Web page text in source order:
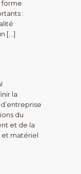
forme
:
[…]
la
du
et de la
et matériel